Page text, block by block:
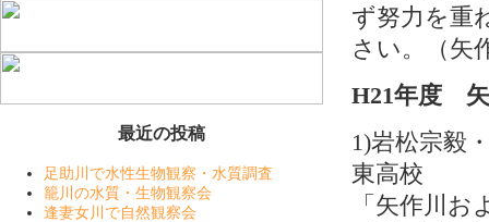
最近の投稿
足助川で水性生物観察・水質調査
籠川の水質・生物観察会
逢妻女川で自然観察会
ず努力を重
さい。（矢
H21年度
1)岩松宗毅
東高校
「矢作川